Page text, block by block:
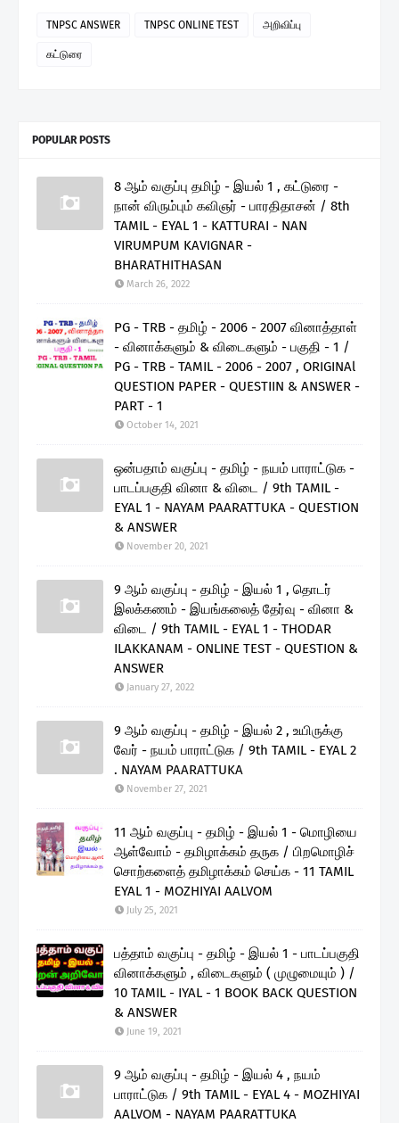
TNPSC ANSWER TNPSC ONLINE TEST அறிவிப்பு
கட்டுரை
POPULAR POSTS
8 ஆம் வகுப்பு தமிழ் - இயல் 1 , கட்டுரை -
நான் விரும்பும் கவிஞர் - பாரதிதாசன் / 8th
TAMIL - EYAL 1 - KATTURAI - NAN
VIRUMPUM KAVIGNAR -
BHARATHITHASAN
March 26, 2022
PG - TRB - தமிழ் - 2006 - 2007 வினாத்தாள்
- வினாக்களும் & விடைகளும் - பகுதி - 1 /
PG - TRB - TAMIL - 2006 - 2007 , ORIGINAl
QUESTION PAPER - QUESTIIN & ANSWER -
PART - 1
October 14, 2021
ஒன்பதாம் வகுப்பு - தமிழ் - நயம் பாராட்டுக -
பாடப்பகுதி வினா & விடை / 9th TAMIL -
EYAL 1 - NAYAM PAARATTUKA - QUESTION
& ANSWER
November 20, 2021
9 ஆம் வகுப்பு - தமிழ் - இயல் 1 , தொடர்
இலக்கணம் - இயங்கலைத் தேர்வு - வினா &
விடை / 9th TAMIL - EYAL 1 - THODAR
ILAKKANAM - ONLINE TEST - QUESTION &
ANSWER
January 27, 2022
9 ஆம் வகுப்பு - தமிழ் - இயல் 2 , உயிருக்கு
வேர் - நயம் பாராட்டுக / 9th TAMIL - EYAL 2
. NAYAM PAARATTUKA
November 27, 2021
11 ஆம் வகுப்பு - தமிழ் - இயல் 1 - மொழியை
ஆள்வோம் - தமிழாக்கம் தருக / பிறமொழிச்
சொற்களைத் தமிழாக்கம் செய்க - 11 TAMIL
EYAL 1 - MOZHIYAI AALVOM
July 25, 2021
பத்தாம் வகுப்பு - தமிழ் - இயல் 1 - பாடப்பகுதி
வினாக்களும் , விடைகளும் ( முழுமையும் ) /
10 TAMIL - IYAL - 1 BOOK BACK QUESTION
& ANSWER
June 19, 2021
9 ஆம் வகுப்பு - தமிழ் - இயல் 4 , நயம்
பாராட்டுக / 9th TAMIL - EYAL 4 - MOZHIYAI
AALVOM - NAYAM PAARATTUKA